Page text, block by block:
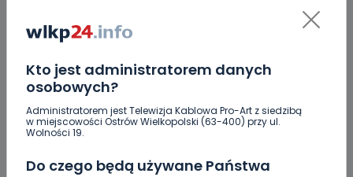
Kto jest administratorem danych
osobowych?
Administratorem jest Telewizja Kablowa Pro-Art z siedzibą
w miejscowości Ostrów Wielkopolski (63-400) przy ul.
Wolności 19.
Do czego będą używane Państwa
miejscu i czasie [ZDJĘCIA] [AKTUALIZACJA]
05.11.2018 09:43
Sebastian Matyszczak